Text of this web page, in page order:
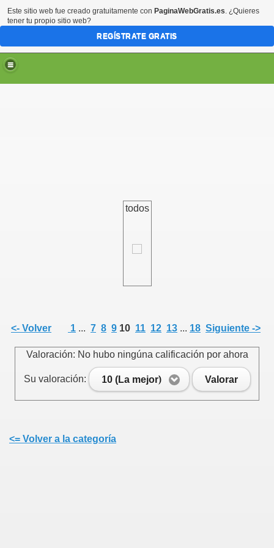
todos
<- Volver 1 ... 7 8 9 10 11 12 13 ... 18 Siguiente ->
Valoración: No hubo ningúna calificación por ahora
Su valoración: 10 (La mejor) Valorar
<= Volver a la categoría
Este sitio web fue creado gratuitamente con PaginaWebGratis.es. ¿Quieres
tener tu propio sitio web?
REGÍSTRATE GRATIS